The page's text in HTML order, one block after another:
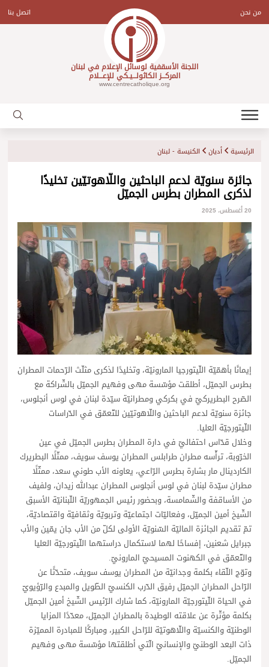
contentمن نحن اتصل بنا
اللجنة الأسقفية لوسائل الإعلام في لبنان
المركـــز الكاثولـــيـكي للإعـــلام
www.centrecatholique.org
الرئيسية أديان الكنيسة - لبنان
جائزة سنويّة لدعم الباحثين واللّاهوتيّين تخليدًا
لذكرى المطران بطرس الجميّل
20 أغسطس، 2025
إيمانًا بأهمّيّة اللّيتورجيا المارونيّة، وتخليدًا لذكرى مثلّث الرّحمات المطران
بطرس الجميّل، أطلقت مؤسّسة مهى وفهيم الجميّل بالشّراكة مع
الصّرح البطريركيّ في بكركي ومطرانيّة سيّدة لبنان في لوس أنجلوس،
جائزة سنويّة لدعم الباحثين واللّاهوتيّين للتّعمّق في الدّراسات
اللّيتورجيّة العليا.
وخلال قدّاس احتفاليّ في دارة المطران بطرس الجميّل في عين
الخرّوبة، ترأّسه مطران طرابلس المطران يوسف سويف، ممثّلًا البطريرك
الكاردينال مار بشارة بطرس الرّاعي، يعاونه الأب طوني سعد، ممثّلًا
مطران سيّدة لبنان في لوس أنجلوس المطران عبدالله زيدان، ولفيف
من الأساقفة والشّمامسة، وبحضور رئيس الجمهوريّة اللّبنانيّة الأسبق
الشّيخ أمين الجميّل، وفعاليّات اجتماعيّة وتربويّة وثقافيّة واقتصاديّة،
تمّ تقديم الجائزة الماليّة السّنويّة الأولى لكلّ من الأب جان يمّين والأب
جبرايل شعنين، إفساحًا لهما لاستكمال دراستهما اللّيتورجيّة العليا
والتّعمّق في الكهنوت المسيحيّ المارونيّ.
وتوّج اللّقاء بكلمة وجدانيّة من المطران يوسف سويف، متحدّثًا عن
الرّاحل المطران الجميّل رفيق الدّرب الكنسيّ الطّويل والمبدع والرّؤيويّ
في الحياة اللّيتورجيّة المارونيّة، كما شارك الرّئيس الشّيخ أمين الجميّل
بكلمة مؤثّرة عن علاقته الوطيدة بالمطران الجميّل، معدّدًا المزايا
الوطنيّة والكنسيّة واللّاهوتيّة للرّاحل الكبير، ومباركًا للمبادرة المميّزة
ذات البعد الوطنيّ والإنسانيّ الّتي أطلقتها مؤسّسة مهى وفهيم
الجميّل.